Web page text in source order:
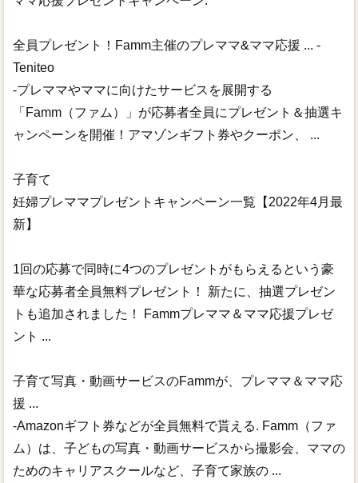
全員プレゼント！Famm主催のプレママ&ママ応援 ... -
Teniteo
-プレママやママに向けたサービスを展開する
「Famm（ファム）」が応募者全員にプレゼント＆抽選キ
ャンペーンを開催！アマゾンギフト券やクーポン、 ...
子育て
妊婦プレママプレゼントキャンペーン一覧【2022年4月最
新】
1回の応募で同時に4つのプレゼントがもらえるという豪
華な応募者全員無料プレゼント！ 新たに、抽選プレゼン
トも追加されました！ Fammプレママ＆ママ応援プレゼ
ント ...
子育て写真・動画サービスのFammが、プレママ＆ママ応
援 ...
-Amazonギフト券などが全員無料で貰える. Famm（ファ
ム）は、子どもの写真・動画サービスから撮影会、ママの
ためのキャリアスクールなど、子育て家族の ...